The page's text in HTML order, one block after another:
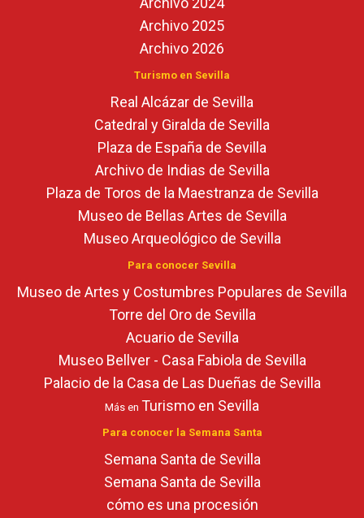
Archivo 2025
Archivo 2026
Turismo en Sevilla
Real Alcázar de Sevilla
Catedral y Giralda de Sevilla
Plaza de España de Sevilla
Archivo de Indias de Sevilla
Plaza de Toros de la Maestranza de Sevilla
Museo de Bellas Artes de Sevilla
Museo Arqueológico de Sevilla
Para conocer Sevilla
Museo de Artes y Costumbres Populares de Sevilla
Torre del Oro de Sevilla
Acuario de Sevilla
Museo Bellver - Casa Fabiola de Sevilla
Palacio de la Casa de Las Dueñas de Sevilla
Más en Turismo en Sevilla
Para conocer la Semana Santa
Semana Santa de Sevilla
Semana Santa de Sevilla
cómo es una procesión